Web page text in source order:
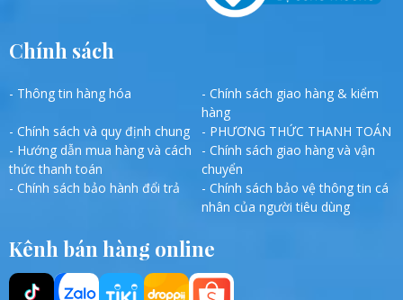
Chính sách
- Thông tin hàng hóa
- Chính sách giao hàng & kiểm
hàng
- Chính sách và quy định chung
- PHƯƠNG THỨC THANH TOÁN
- Hướng dẫn mua hàng và cách
thức thanh toán
- Chính sách giao hàng và vận
chuyển
- Chính sách bảo hành đổi trả
- Chính sách bảo vệ thông tin cá
nhân của người tiêu dùng
Kênh bán hàng online